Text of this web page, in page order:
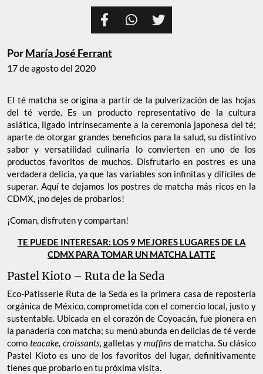
PorMaría José Ferrant
17 de agosto del 2020
El té matcha se origina a partir de la pulverización de las hojas
del té verde. Es un producto representativo de la cultura
asiática, ligado intrínsecamente a la ceremonia japonesa del té;
aparte de otorgar grandes beneficios para la salud, su distintivo
sabor y versatilidad culinaria lo convierten en uno de los
productos favoritos de muchos. Disfrutarlo en postres es una
verdadera delicia, ya que las variables son infinitas y difíciles de
superar. Aquí te dejamos los postres de matcha más ricos en la
CDMX, ¡no dejes de probarlos!
¡Coman, disfruten y compartan!
TE PUEDE INTERESAR: LOS 9 MEJORES LUGARES DE LA
CDMX PARA TOMAR UN MATCHA LATTE
Pastel Kioto – Ruta de la Seda
Eco-Patisserie Ruta de la Seda es la primera casa de repostería
orgánica de México, comprometida con el comercio local, justo y
sustentable. Ubicada en el corazón de Coyoacán, fue pionera en
la panadería con matcha; su menú abunda en delicias de té verde
como teacake, croissants,galletas y muffins de matcha. Su clásico
Pastel Kioto es uno de los favoritos del lugar, definitivamente
tienes que probarlo en tu próxima visita.